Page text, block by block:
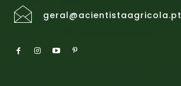
geral@acientistaagricola.pt